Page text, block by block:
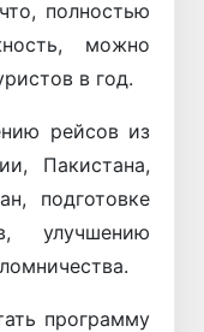
полностью
можно
в год.
рейсов из
Пакистана,
подготовке
улучшению
программу